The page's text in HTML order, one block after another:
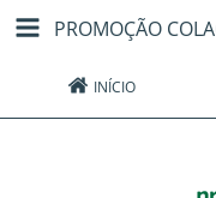
INÍCIO